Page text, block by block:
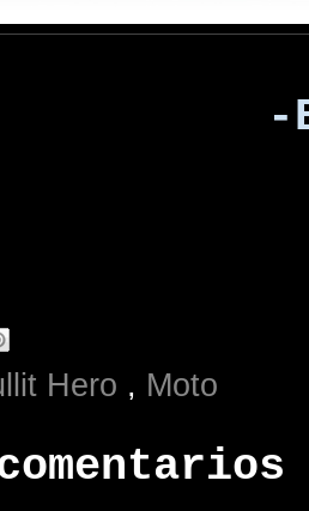
-
Hero , Moto